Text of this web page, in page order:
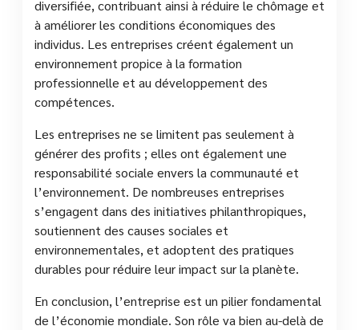
diversifiée, contribuant ainsi à réduire le chômage et
à améliorer les conditions économiques des
individus. Les entreprises créent également un
environnement propice à la formation
professionnelle et au développement des
compétences.
Les entreprises ne se limitent pas seulement à
générer des profits ; elles ont également une
responsabilité sociale envers la communauté et
l’environnement. De nombreuses entreprises
s’engagent dans des initiatives philanthropiques,
soutiennent des causes sociales et
environnementales, et adoptent des pratiques
durables pour réduire leur impact sur la planète.
En conclusion, l’entreprise est un pilier fondamental
de l’économie mondiale. Son rôle va bien au-delà de